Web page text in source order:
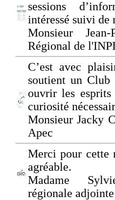
sessions
intéressé suivi de
Monsieur
Régional de
C’est avec
soutient un Club
ouvrir les
curiosité
Monsieur Jacky
Apec
Merci pour cette
agréable.
Madame
régionale